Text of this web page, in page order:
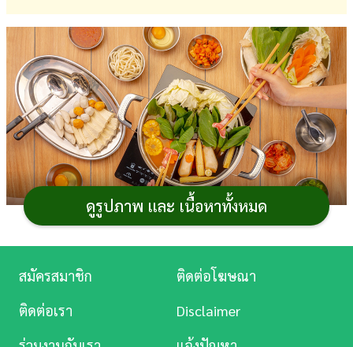
เที่ยวดีมีคืน 2568 เป็นโครงการกระตุ้นการ
ในประเทศช่วงปลายปีที่หลายคนรอคอย ซึ่งนอกจากจะใช้
ดูรูปภาพ และ เนื้อหาทั้งหมด
การ
ศึกษา
บันเทิง
ดู
หนัง
สมัครสมาชิก
ติดต่อโฆษณา
ติดต่อเรา
Disclaimer